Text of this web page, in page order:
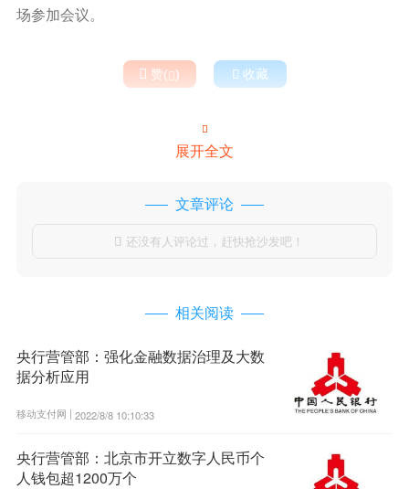
场参加会议。
 赞()  收藏

展开全文
文章评论
 还没有人评论过，赶快抢沙发吧！
相关阅读
央行营管部：强化金融数据治理及大数
据分析应用
移动支付网 | 2022/8/8 10:10:33
央行营管部：北京市开立数字人民币个
人钱包超1200万个